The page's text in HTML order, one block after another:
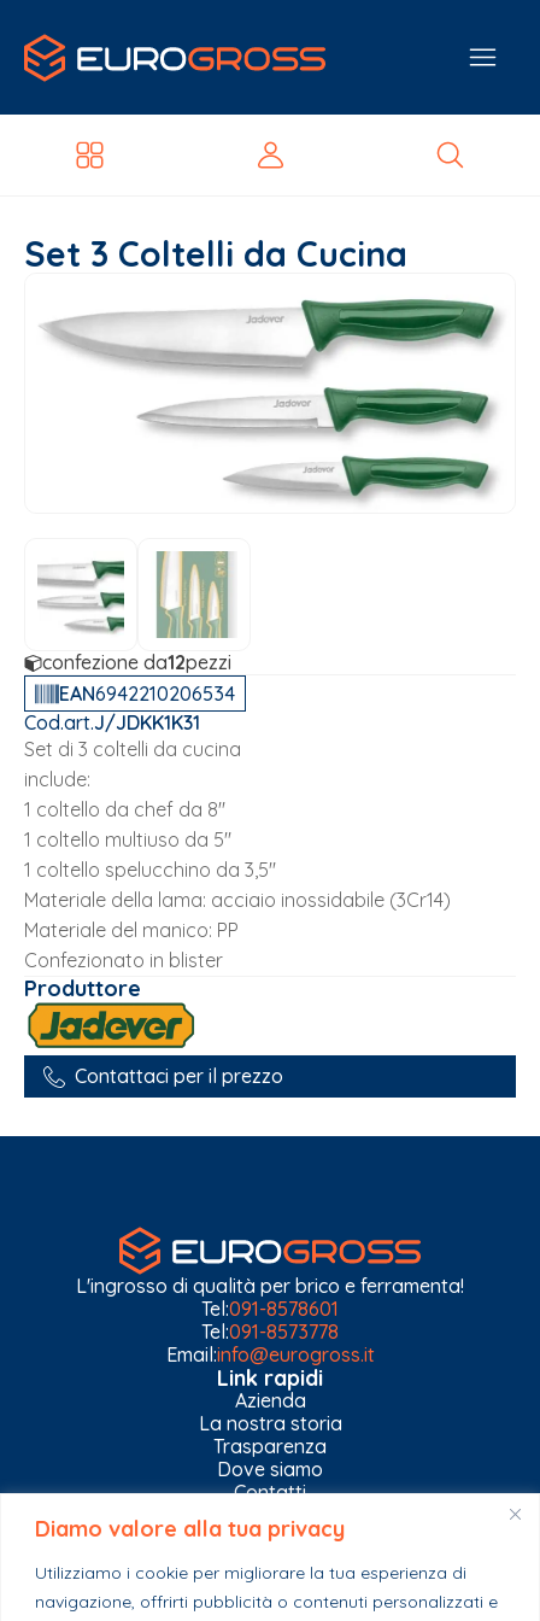
Diamo valore alla tua privacy
Utilizziamo i cookie per migliorare la tua esperienza di
navigazione, offrirti pubblicità o contenuti personalizzati e
Set 3 Coltelli da Cucina
confezione da12pezzi
EAN6942210206534
Cod.art.J/JDKK1K31
Set di 3 coltelli da cucina
include:
1 coltello da chef da 8''
1 coltello multiuso da 5''
1 coltello spelucchino da 3,5''
Materiale della lama: acciaio inossidabile (3Cr14)
Materiale del manico: PP
Confezionato in blister
Produttore
Contattaci per il prezzo
L'ingrosso di qualità per brico e ferramenta!
Tel:091-8578601
Tel:091-8573778
Email:info@eurogross.it
Link rapidi
Azienda
La nostra storia
Trasparenza
Dove siamo
Contatti
Privacy Policy
Gestisci impostazioni Cookies
Esplora il catalogo
Casa